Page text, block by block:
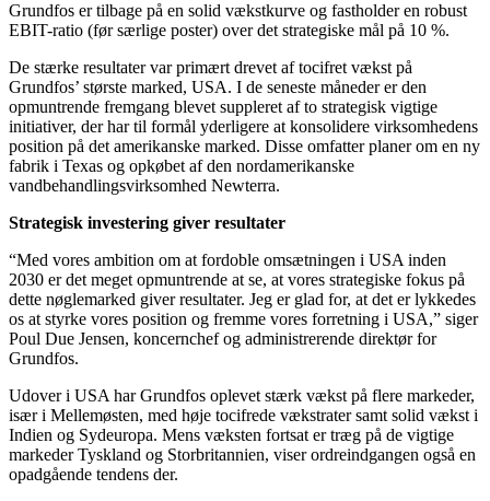
Grundfos er tilbage på en solid vækstkurve og fastholder en robust
EBIT-ratio (før særlige poster) over det strategiske mål på 10 %.
De stærke resultater var primært drevet af tocifret vækst på
Grundfos’ største marked, USA. I de seneste måneder er den
opmuntrende fremgang blevet suppleret af to strategisk vigtige
initiativer, der har til formål yderligere at konsolidere virksomhedens
position på det amerikanske marked. Disse omfatter planer om en ny
fabrik i Texas og opkøbet af den nordamerikanske
vandbehandlingsvirksomhed Newterra.
Strategisk investering giver resultater
“Med vores ambition om at fordoble omsætningen i USA inden
2030 er det meget opmuntrende at se, at vores strategiske fokus på
dette nøglemarked giver resultater. Jeg er glad for, at det er lykkedes
os at styrke vores position og fremme vores forretning i USA,” siger
Poul Due Jensen, koncernchef og administrerende direktør for
Grundfos.
Udover i USA har Grundfos oplevet stærk vækst på flere markeder,
især i Mellemøsten, med høje tocifrede vækstrater samt solid vækst i
Indien og Sydeuropa. Mens væksten fortsat er træg på de vigtige
markeder Tyskland og Storbritannien, viser ordreindgangen også en
opadgående tendens der.